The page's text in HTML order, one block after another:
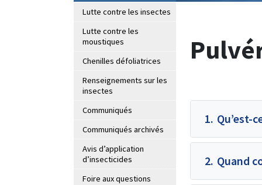
Lutte contre les insectes
Lutte contre les
moustiques
Chenilles défoliatrices
Renseignements sur les
insectes
Communiqués
Communiqués archivés
Avis d’application
d’insecticides
Foire aux questions
1. Qu’est-
2. Quand